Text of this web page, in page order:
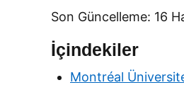
Son Güncelleme: 16
İçindekiler
Montréal